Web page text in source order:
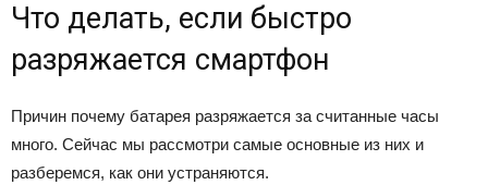
Что делать, если быстро
разряжается смартфон
Причин почему батарея разряжается за считанные часы
много. Сейчас мы рассмотри самые основные из них и
разберемся, как они устраняются.